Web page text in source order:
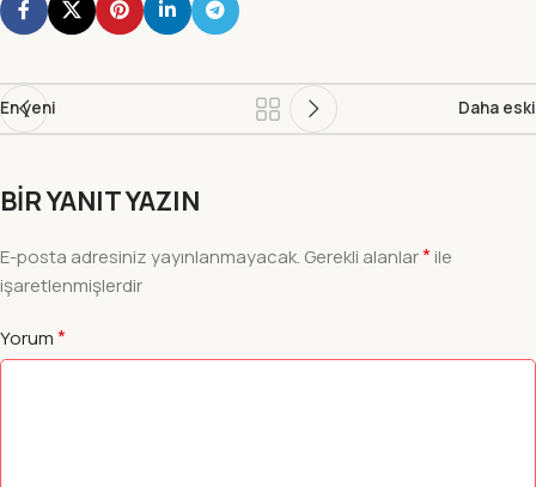
En yeni Daha eski
BIR YANIT YAZIN
E-posta adresiniz yayınlanmayacak. Gerekli alanlar*ile
işaretlenmişlerdir
Yorum*